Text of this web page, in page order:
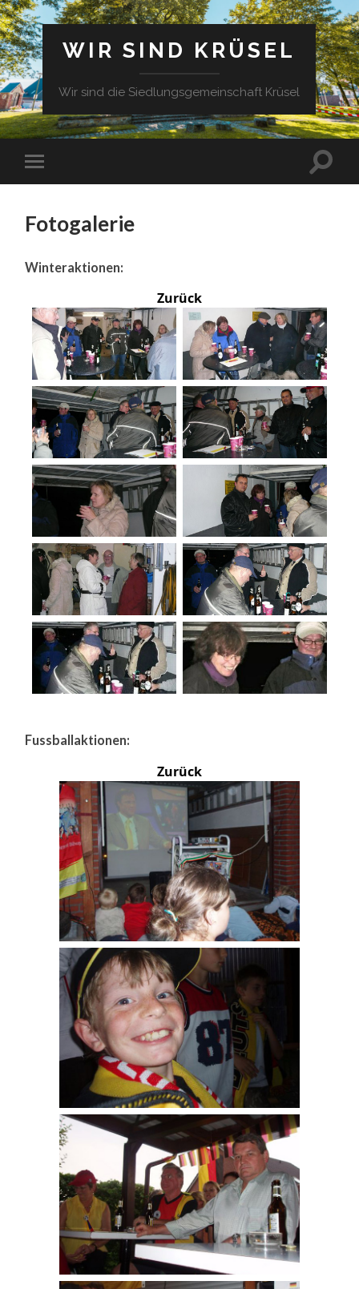
WIR SIND KRÜSEL
Wir sind die Siedlungsgemeinschaft Krüsel
Fotogalerie
Winteraktionen:
Zurück
Fussballaktionen:
Zurück